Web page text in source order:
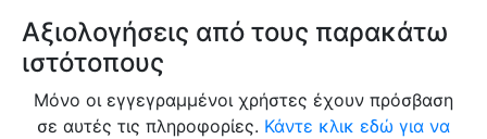
Αξιολογήσεις από τους παρακάτω
ιστότοπους
Μόνο οι εγγεγραμμένοι χρήστες έχουν πρόσβαση
σε αυτές τις πληροφορίες. Κάντε κλικ εδώ για να